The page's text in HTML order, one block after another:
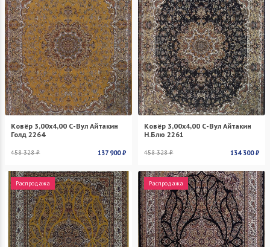
Ковёр 3,00х4,00 С-Вул Айтакин
Голд 2264
458 328 ₽ 137 900 ₽
Ковёр 3,00х4,00 С-Вул Айтакин
Н.Блю 2261
458 328 ₽ 134 300 ₽
Распродажа Распродажа